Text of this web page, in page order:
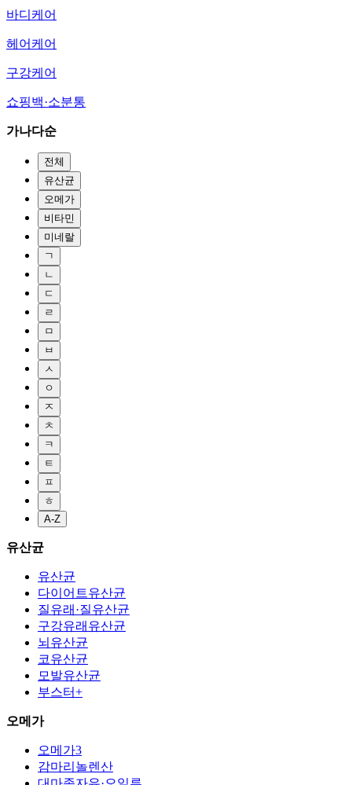
바디케어
헤어케어
구강케어
쇼핑백·소분통
가나다순
전체
유산균
오메가
비타민
미네랄
ㄱ
ㄴ
ㄷ
ㄹ
ㅁ
ㅂ
ㅅ
ㅇ
ㅈ
ㅊ
ㅋ
ㅌ
ㅍ
ㅎ
A-Z
유산균
유산균
다이어트유산균
질유래·질유산균
구강유래유산균
뇌유산균
코유산균
모발유산균
부스터+
오메가
오메가3
감마리놀렌산